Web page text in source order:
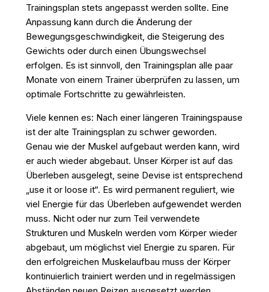
Trainingsplan stets angepasst werden sollte. Eine
Anpassung kann durch die Änderung der
Bewegungsgeschwindigkeit, die Steigerung des
Gewichts oder durch einen Übungswechsel
erfolgen. Es ist sinnvoll, den Trainingsplan alle paar
Monate von einem Trainer überprüfen zu lassen, um
optimale Fortschritte zu gewährleisten.
Viele kennen es: Nach einer längeren Trainingspause
ist der alte Trainingsplan zu schwer geworden.
Genau wie der Muskel aufgebaut werden kann, wird
er auch wieder abgebaut. Unser Körper ist auf das
Überleben ausgelegt, seine Devise ist entsprechend
„use it or loose it“. Es wird permanent reguliert, wie
viel Energie für das Überleben aufgewendet werden
muss. Nicht oder nur zum Teil verwendete
Strukturen und Muskeln werden vom Körper wieder
abgebaut, um möglichst viel Energie zu sparen. Für
den erfolgreichen Muskelaufbau muss der Körper
kontinuierlich trainiert werden und in regelmässigen